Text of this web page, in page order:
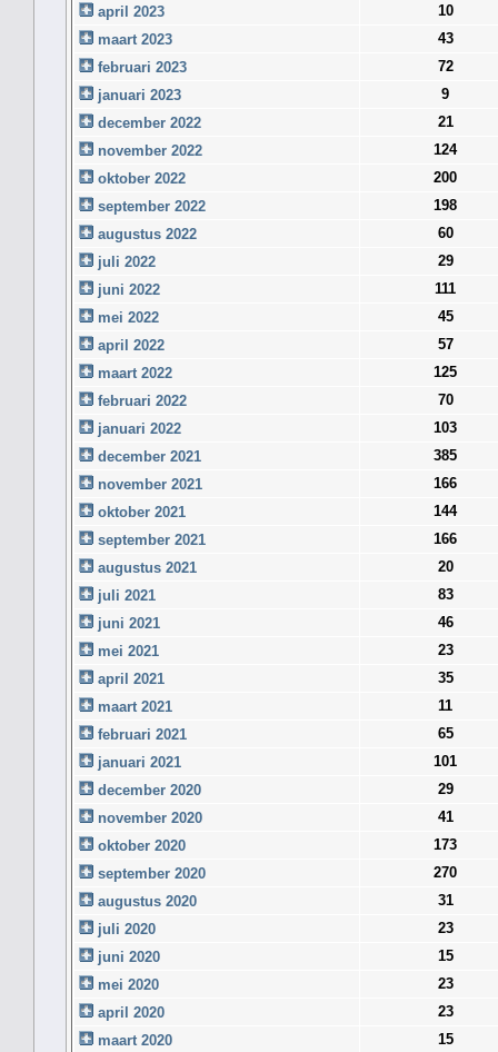
april 2023
10
maart 2023
43
februari 2023
72
januari 2023
9
december 2022
21
november 2022
124
oktober 2022
200
september 2022
198
augustus 2022
60
juli 2022
29
juni 2022
111
mei 2022
45
april 2022
57
maart 2022
125
februari 2022
70
januari 2022
103
december 2021
385
november 2021
166
oktober 2021
144
september 2021
166
augustus 2021
20
juli 2021
83
juni 2021
46
mei 2021
23
april 2021
35
maart 2021
11
februari 2021
65
januari 2021
101
december 2020
29
november 2020
41
oktober 2020
173
september 2020
270
augustus 2020
31
juli 2020
23
juni 2020
15
mei 2020
23
april 2020
23
maart 2020
15